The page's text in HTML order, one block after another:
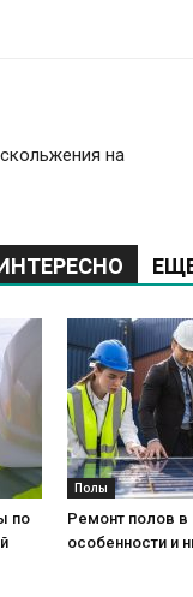
на
по
Полы
Ремонт полов в
особенности и